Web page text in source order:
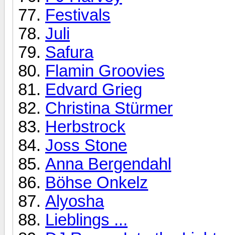
Festivals
Juli
Safura
Flamin Groovies
Edvard Grieg
Christina Stürmer
Herbstrock
Joss Stone
Anna Bergendahl
Böhse Onkelz
Alyosha
Lieblings ...